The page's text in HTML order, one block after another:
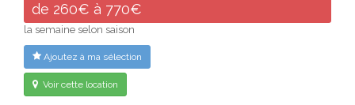
de 260€ à 770€
la semaine selon saison
Ajoutez à ma sélection
Voir cette location